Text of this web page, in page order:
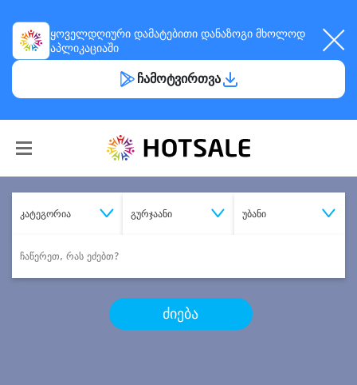
ყოველდღიური დამატებითი დანაზოგი მხოლოდ
აპლიკაციაში
ჩამოტვირთვა
კატეგორია გურჯაანი უბანი
ძიება